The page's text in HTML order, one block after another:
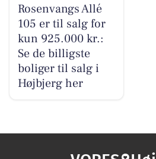
Rosenvangs Allé
105 er til salg for
kun 925.000 kr.:
Se de billigste
boliger til salg i
Højbjerg her